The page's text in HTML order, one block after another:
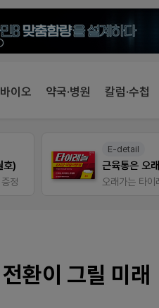
이오 약국·병원 칼럼·수첩
호)
정
E-detail
근육통은 오
오래가는 타이
환이 그릴 미래